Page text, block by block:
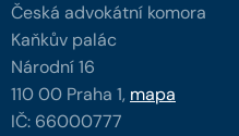
Česká advokátní komora
Kaňkův palác
Národní 16
110 00 Praha 1, mapa
IČ: 66000777